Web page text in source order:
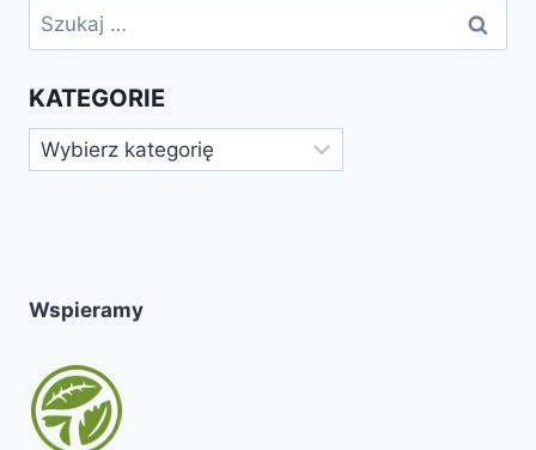
Szukaj:
KATEGORIE
Kategorie
Wspieramy